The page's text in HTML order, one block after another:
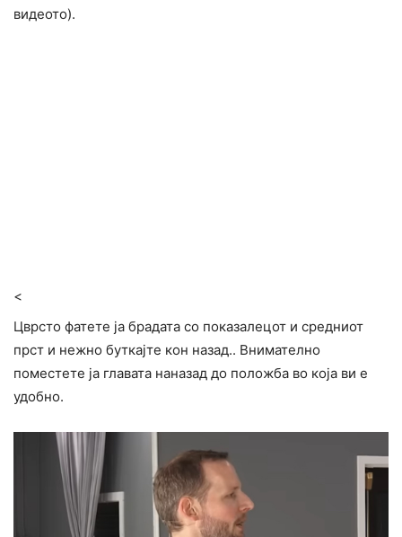
видеото).
<
Цврсто фатете ја брадата со показалецот и средниот
прст и нежно буткајте кон назад.. Внимателно
поместете ја главата наназад до положба во која ви е
удобно.